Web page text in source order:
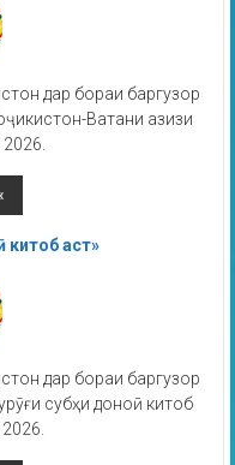
дар бораи баргузор
Ватани азизи
китоб аст»
дар бораи баргузор
субҳи доноӣ китоб